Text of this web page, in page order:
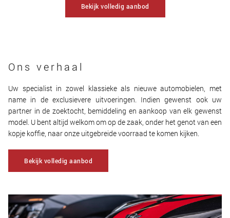
Bekijk volledig aanbod
Ons verhaal
Uw specialist in zowel klassieke als nieuwe automobielen, met
name in de exclusievere uitvoeringen. Indien gewenst ook uw
partner in de zoektocht, bemiddeling en aankoop van elk gewenst
model. U bent altijd welkom om op de zaak, onder het genot van een
kopje koffie, naar onze uitgebreide voorraad te komen kijken.
Bekijk volledig aanbod